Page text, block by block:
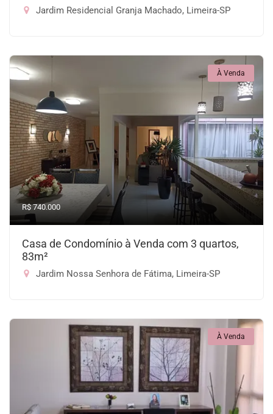
Jardim Residencial Granja Machado, Limeira-SP
À Venda
R$ 740.000
Casa de Condomínio à Venda com 3 quartos,
83m²
Jardim Nossa Senhora de Fátima, Limeira-SP
À Venda